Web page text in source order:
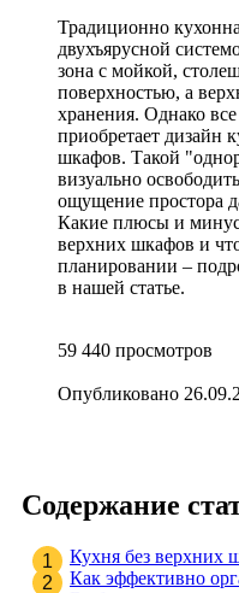
Традиционно
двухъярусной
зона с мойкой,
поверхностью, а
хранения. Однако
приобретает дизайн
шкафов. Такой
визуально
ощущение простора
Какие плюсы и
верхних шкафов и
планировании –
в нашей статье.
59 440 просмотров
Опубликовано
Содержание
Кухня без
Как эффективно